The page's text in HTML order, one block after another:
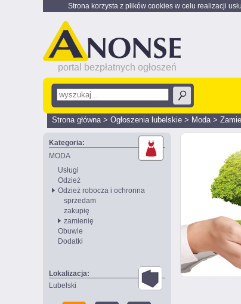
Strona korzysta z plików cookies w celu realizacji
portal bezpłatnych ogłoszeń
Strona główna> Ogłoszenia lubelskie > Moda>
Kategoria:
MODA
Usługi
Odzież
Odzież robocza i ochronna
sprzedam
zakupię
zamienię
Obuwie
Dodatki
Lokalizacja:
Lubelski